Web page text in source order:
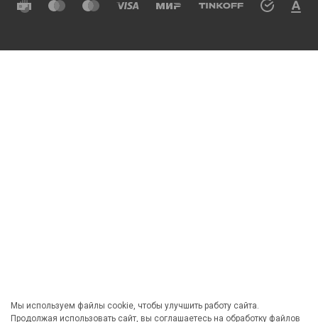
Мы используем файлы cookie, чтобы улучшить работу сайта.
Продолжая использовать сайт, вы соглашаетесь на обработку файлов